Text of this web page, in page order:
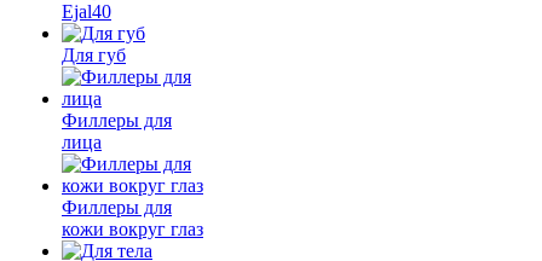
Ejal40
Для губ
Филлеры для
лица
Филлеры для
кожи вокруг глаз